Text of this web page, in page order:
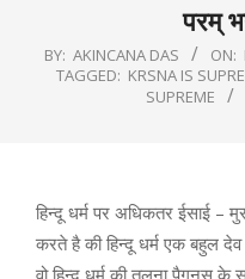
परम्
BY: AKINCANA DAS ON:
TAGGED: KRSNA IS
SUPREME
हिन्दू धर्म पर अधिकतर ईसाई –
करते है की हिन्दू धर्म एक बहुल
वो हिन्दू धर्म की तुलना पैगनस